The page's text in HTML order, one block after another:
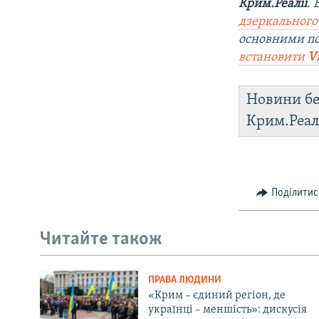
Крим.Реалії.
основними
встановити
Новини
Читайте також
ПРАВА ЛЮДИНИ
«Крим – єдиний регіон, де
українці – меншість»: дискусія